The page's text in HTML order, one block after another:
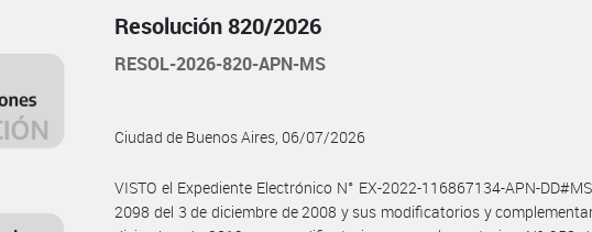
Resolución 820/2026
RESOL-2026-820-APN-MS
Ciudad de Buenos Aires, 06/07/2026
VISTO el Expediente Electrónico N° EX-2022-116867134-APN-
2098 del 3 de diciembre de 2008 y sus modificatorios y